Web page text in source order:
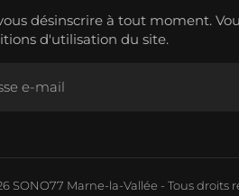
désinscrire à tout moment.
d'utilisation du site.
SONO77 Marne-la-Vallée - Tous droits